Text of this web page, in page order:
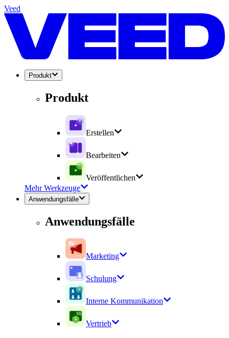
Veed
Produkt
Produkt
Erstellen
Bearbeiten
Veröffentlichen
Mehr Werkzeuge
Anwendungsfälle
Anwendungsfälle
Marketing
Schulung
Interne Kommunikation
Vertrieb